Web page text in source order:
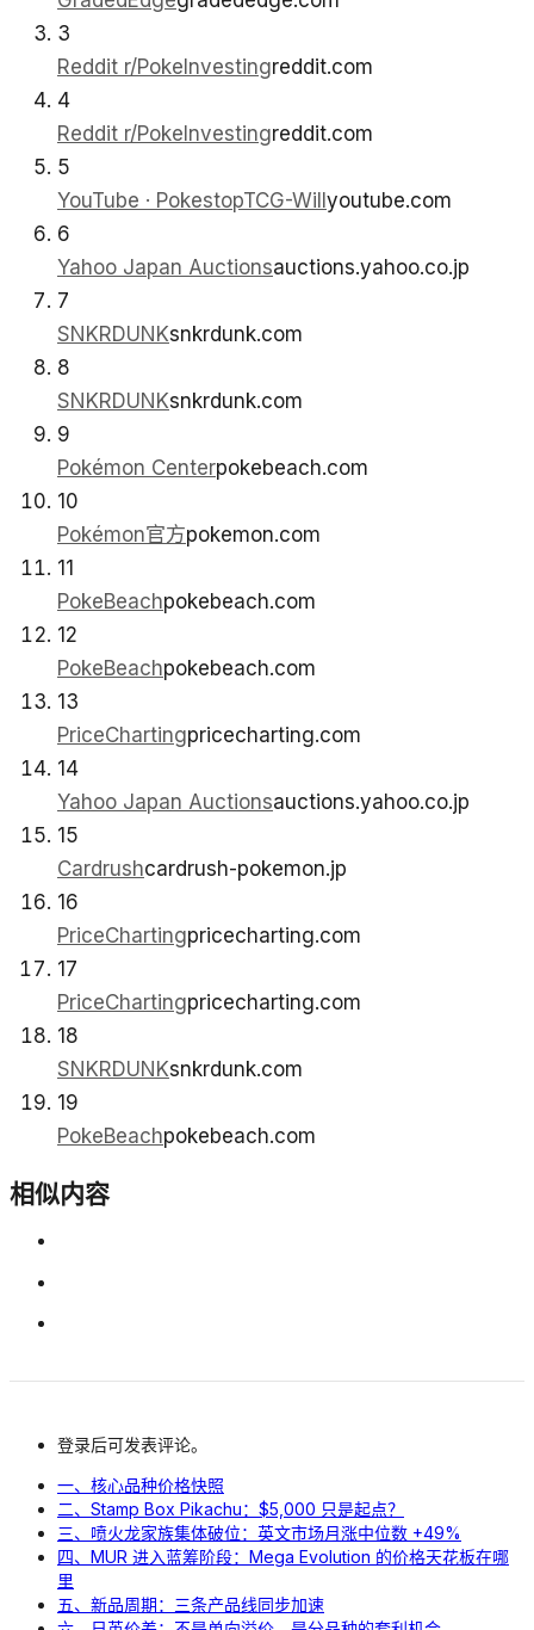
3
Reddit r/PokeInvestingreddit.com
4
Reddit r/PokeInvestingreddit.com
5
YouTube · PokestopTCG-Will youtube.com
6
Yahoo Japan Auctionsauctions.yahoo.co.jp
7
SNKRDUNKsnkrdunk.com
8
SNKRDUNKsnkrdunk.com
9
Pokémon Centerpokebeach.com
10
Pokémon官方pokemon.com
11
PokeBeachpokebeach.com
12
PokeBeachpokebeach.com
13
PriceChartingpricecharting.com
14
Yahoo Japan Auctionsauctions.yahoo.co.jp
15
Cardrushcardrush-pokemon.jp
16
PriceChartingpricecharting.com
17
PriceChartingpricecharting.com
18
SNKRDUNKsnkrdunk.com
19
PokeBeachpokebeach.com
相似内容
登录后可发表评论。
一、核心品种价格快照
二、Stamp Box Pikachu：$5,000 只是起点？
三、喷火龙家族集体破位：英文市场月涨中位数 +49%
四、MUR 进入蓝筹阶段：Mega Evolution 的价格天花板在哪
里
五、新品周期：三条产品线同步加速